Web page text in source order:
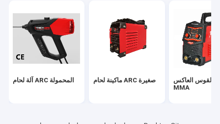
آلة قطع البلازما الهوائية
شاحن بطارية السيارة المحمولة
آلة لحام ARC المحمولة ماكينة لحام ARC صغيرة
القوس العاكس
MMA